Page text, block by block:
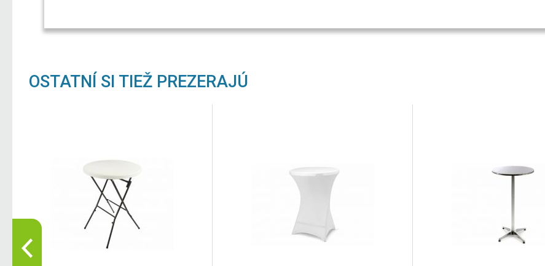
OSTATNÍ SI TIEŽ PREZERAJÚ